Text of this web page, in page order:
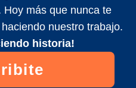
más que nunca te
nuestro trabajo.
historia!